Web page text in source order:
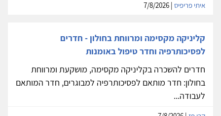
איתי פריפיס
קליניקה מקסימה ומרווחת בחולון - חדרים
לפסיכותרפיה וחדר טיפול באומנות
חדרים להשכרה בקליניקה מקסימה, מושקעת ומרווחת
בחולון: חדר מותאם לפסיכותרפיה למבוגרים, חדר המותאם
לעבודה...